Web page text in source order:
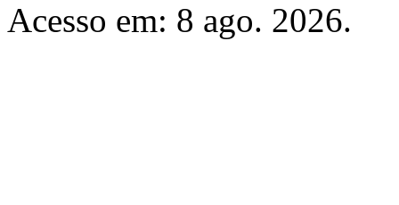
Acesso em: 8 ago. 2026.